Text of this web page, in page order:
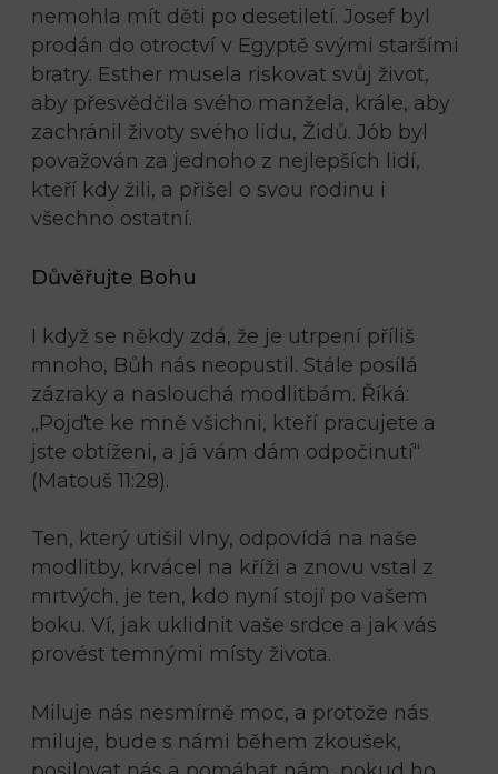
nemohla mít děti po desetiletí. Josef byl
prodán do otroctví v Egyptě svými staršími
bratry. Esther musela riskovat svůj život,
aby přesvědčila svého manžela, krále, aby
zachránil životy svého lidu, Židů. Jób byl
považován za jednoho z nejlepších lidí,
kteří kdy žili, a přišel o svou rodinu i
všechno ostatní.
Důvěřujte Bohu
I když se někdy zdá, že je utrpení příliš
mnoho, Bůh nás neopustil. Stále posílá
zázraky a naslouchá modlitbám. Říká:
„Pojďte ke mně všichni, kteří pracujete a
jste obtíženi, a já vám dám odpočinutí“
(Matouš 11:28).
Ten, který utišil vlny, odpovídá na naše
modlitby, krvácel na kříži a znovu vstal z
mrtvých, je ten, kdo nyní stojí po vašem
boku. Ví, jak uklidnit vaše srdce a jak vás
provést temnými místy života.
Miluje nás nesmírně moc, a protože nás
miluje, bude s námi během zkoušek,